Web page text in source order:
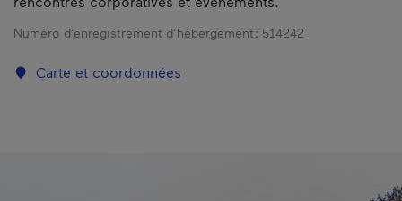
Numéro d’enregistrement d’hébergement : 514242
Carte et coordonnées